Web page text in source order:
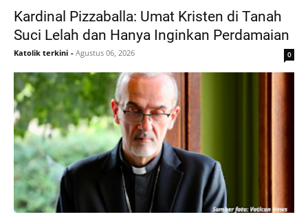
Kardinal Pizzaballa: Umat Kristen di Tanah
Suci Lelah dan Hanya Inginkan Perdamaian
Katolik terkini - Agustus 06, 2026 0